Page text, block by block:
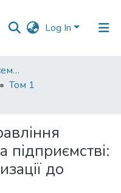
Log In
012. Конференції та семінари НаУКМА
Том 1
підприємстві:
до